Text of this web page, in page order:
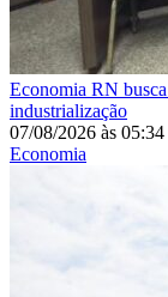
Economia RN
industrialização
07/08/2026 às 05:34
Economia